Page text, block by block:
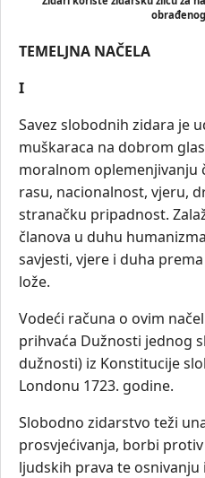
TEMELJNA NAČELA
I
Savez slobodnih zidara je
muškaraca na dobrom
moralnom oplemenjivanju
rasu, nacionalnost, vjeru,
stranačku pripadnost.
članova u duhu
savjesti, vjere i duha
lože.
Vodeći računa o ovim
prihvaća Dužnosti jednog
dužnosti) iz Konstitucije
Londonu 1723. godine.
Slobodno zidarstvo teži
prosvjećivanja, borbi
ljudskih prava te